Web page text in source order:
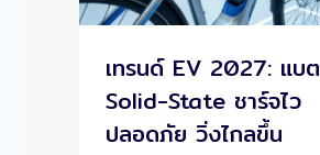
เทรนด์ EV 2027: แบต
Solid-State ชาร์จไว
ปลอดภัย วิ่งไกลขึ้น